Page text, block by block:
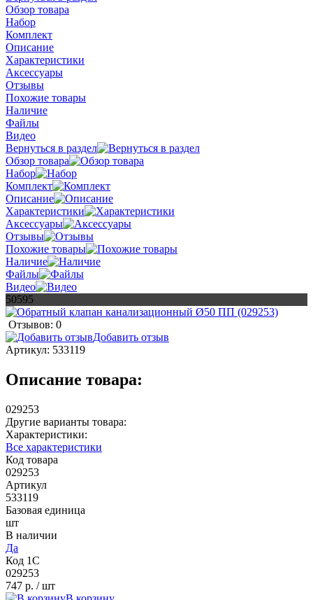
Обзор товара
Набор
Комплект
Описание
Характеристики
Аксессуары
Отзывы
Похожие товары
Наличие
Файлы
Видео
Вернуться в раздел
Обзор товара
Набор
Комплект
Описание
Характеристики
Аксессуары
Отзывы
Похожие товары
Наличие
Файлы
Видео
50595
Отзывов: 0
Добавить отзыв
Артикул: 533119
Описание товара:
029253
Другие варианты товара:
Характеристики:
Все характеристики
Код товара
029253
Артикул
533119
Базовая единица
шт
В наличии
Да
Код 1С
029253
747 р. / шт